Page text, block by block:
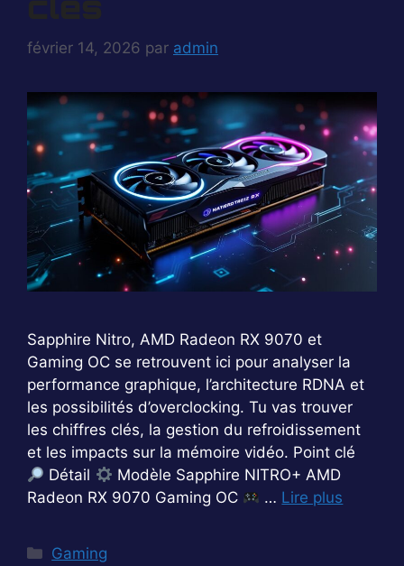
février 14, 2026 par admin
Sapphire Nitro, AMD Radeon RX 9070 et
Gaming OC se retrouvent ici pour analyser la
performance graphique, l’architecture RDNA et
les possibilités d’overclocking. Tu vas trouver
les chiffres clés, la gestion du refroidissement
et les impacts sur la mémoire vidéo. Point clé
Détail
Modèle Sapphire NITRO+ AMD
Radeon RX 9070 Gaming OC
… Lire plus
Catégories
Gaming